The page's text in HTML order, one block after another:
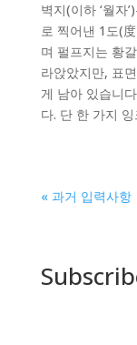
벽지(이하 ‘월자
로 찍어낸 1도(
며 펄프지는 황
라앉았지만, 표
게 남아 있습니
다. 단 한 가지
« 과거 입력사항